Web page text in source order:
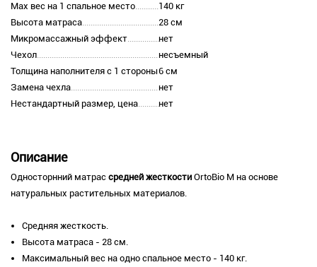
Max вес на 1 спальное место
140 кг
Высота матраса
28 см
Микромассажный эффект
нет
Чехол
несъемный
Толщина наполнителя с 1 стороны6 см
Замена чехла
нет
Нестандартный размер, цена
нет
Описание
Односторнний матрас средней жесткости OrtoBio M на основе
натуральных растительных материалов.
Средняя жесткость.
Высота матраса - 28 см.
Максимальный вес на одно спальное место - 140 кг.